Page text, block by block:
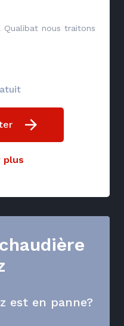
Qualibat nous traitons
plus
est en panne?